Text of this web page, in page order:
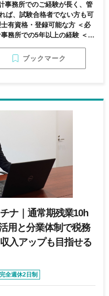
事務所でのご経験が長く、管
ば、試験合格者でない方も可
資格・登録可能な方 ＜必
所での5年以上の経験 ＜歓
ブックマーク
ナ｜通常期残業10h
用と分業体制で税務
入アップも目指せる
完全週休2日制